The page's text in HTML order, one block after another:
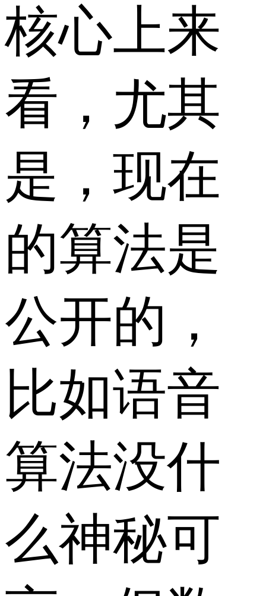
核心上来
看，尤其
是，现在
的算法是
公开的，
比如语音
算法没什
么神秘可